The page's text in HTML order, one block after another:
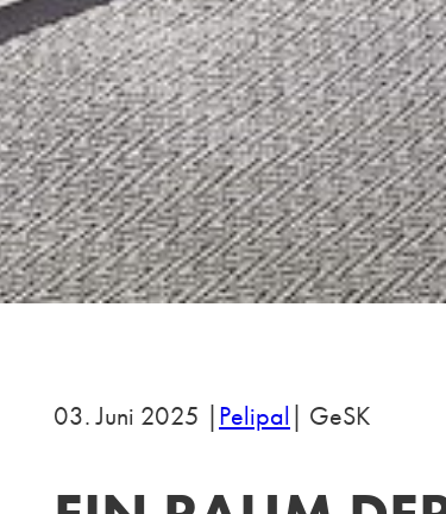
03. Juni 2025 |Pelipal | GeSK